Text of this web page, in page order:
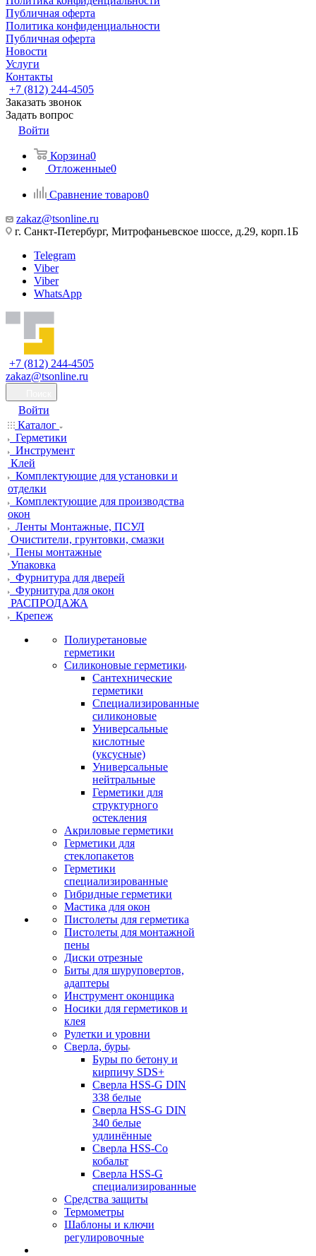
Публичная оферта
Политика конфиденциальности
Публичная оферта
Новости
Услуги
Контакты
+7 (812) 244-4505
Заказать звонок
Задать вопрос
Войти
Корзина0
Отложенные0
Сравнение товаров0
zakaz@tsonline.ru
г. Санкт-Петербург, Митрофаньевское шоссе, д.29, корп.1Б
Telegram
Viber
Viber
WhatsApp
+7 (812) 244-4505
zakaz@tsonline.ru
Войти
Каталог
Герметики
Инструмент
Клей
Комплектующие для установки и
отделки
Комплектующие для производства
окон
Ленты Монтажные, ПСУЛ
Очистители, грунтовки, смазки
Пены монтажные
Упаковка
Фурнитура для дверей
Фурнитура для окон
РАСПРОДАЖА
Крепеж
Полиуретановые
герметики
Силиконовые герметики
Сантехнические
герметики
Специализированные
силиконовые
Универсальные
кислотные
(уксусные)
Универсальные
нейтральные
Герметики для
структурного
остекления
Акриловые герметики
Герметики для
стеклопакетов
Герметики
специализированные
Гибридные герметики
Мастика для окон
Пистолеты для герметика
Пистолеты для монтажной
пены
Диски отрезные
Биты для шуруповертов,
адаптеры
Инструмент оконщика
Носики для герметиков и
клея
Рулетки и уровни
Сверла, буры
Буры по бетону и
кирпичу SDS+
Сверла HSS-G DIN
338 белые
Сверла HSS-G DIN
340 белые
удлинённые
Сверла HSS-Co
кобальт
Сверла HSS-G
специализированные
Средства защиты
Термометры
Шаблоны и ключи
регулировочные